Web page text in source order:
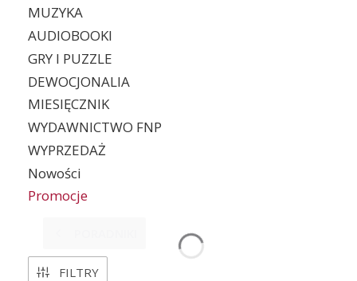
MUZYKA
AUDIOBOOKI
GRY I PUZZLE
DEWOCJONALIA
MIESIĘCZNIK
WYDAWNICTWO FNP
WYPRZEDAŻ
Nowości
Promocje
FILTRY